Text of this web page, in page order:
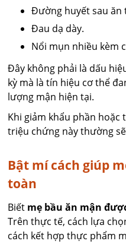
Đường huyết sau ăn
Đau dạ dày.
Nổi mụn nhiều kèm
Đây không phải là dấu
kỳ mà là tín hiệu cơ thể
lượng mận hiện tại.
Khi giảm khẩu phần hoặc
triệu chứng này thường
Bật mí cách giúp
toàn
Biết mẹ bầu ăn mận
Trên thực tế, cách lựa
cách kết hợp thực phẩm